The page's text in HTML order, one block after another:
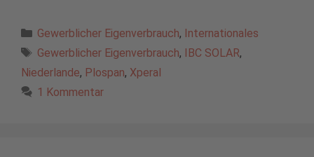
Kategorien
Gewerblicher Eigenverbrauch, Internationales
Schlagwörter
Gewerblicher Eigenverbrauch, IBC SOLAR,
Niederlande, Plospan, Xperal
1 Kommentar